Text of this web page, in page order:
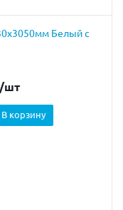
Белый с
/шт
В корзину